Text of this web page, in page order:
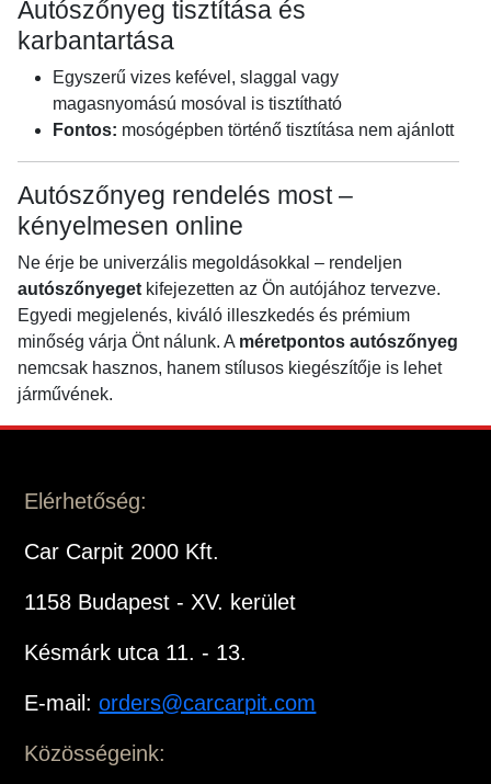
Autószőnyeg tisztítása és
karbantartása
Egyszerű vizes kefével, slaggal vagy
magasnyomású mosóval is tisztítható
Fontos: mosógépben történő tisztítása nem ajánlott
Autószőnyeg rendelés most –
kényelmesen online
Ne érje be univerzális megoldásokkal – rendeljen
autószőnyeget kifejezetten az Ön autójához tervezve.
Egyedi megjelenés, kiváló illeszkedés és prémium
minőség várja Önt nálunk. A méretpontos autószőnyeg
nemcsak hasznos, hanem stílusos kiegészítője is lehet
járművének.
Elérhetőség:
Car Carpit 2000 Kft.
1158 Budapest - XV. kerület
Késmárk utca 11. - 13.
E-mail:orders@carcarpit.com
Közösségeink: